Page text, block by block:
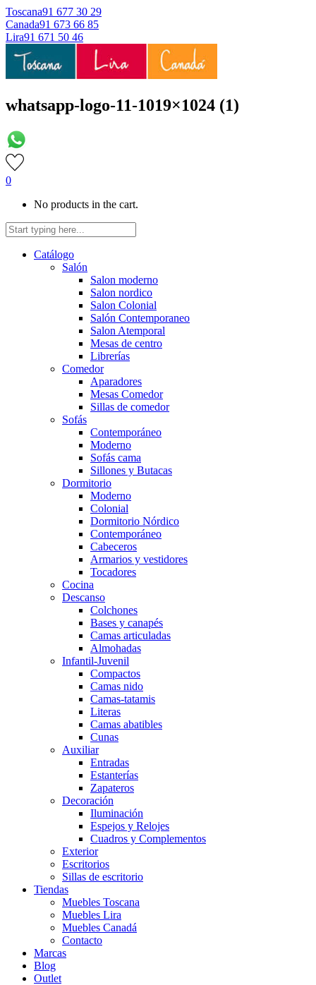
Toscana91 677 30 29
Canada91 673 66 85
Lira91 671 50 46
whatsapp-logo-11-1019×1024 (1)
0
No products in the cart.
Catálogo
Salón
Salon moderno
Salon nordico
Salon Colonial
Salón Contemporaneo
Salon Atemporal
Mesas de centro
Librerías
Comedor
Aparadores
Mesas Comedor
Sillas de comedor
Sofás
Contemporáneo
Moderno
Sofás cama
Sillones y Butacas
Dormitorio
Moderno
Colonial
Dormitorio Nórdico
Contemporáneo
Cabeceros
Armarios y vestidores
Tocadores
Cocina
Descanso
Colchones
Bases y canapés
Camas articuladas
Almohadas
Infantil-Juvenil
Compactos
Camas nido
Camas-tatamis
Literas
Camas abatibles
Cunas
Auxiliar
Entradas
Estanterías
Zapateros
Decoración
Iluminación
Espejos y Relojes
Cuadros y Complementos
Exterior
Escritorios
Sillas de escritorio
Tiendas
Muebles Toscana
Muebles Lira
Muebles Canadá
Contacto
Marcas
Blog
Outlet